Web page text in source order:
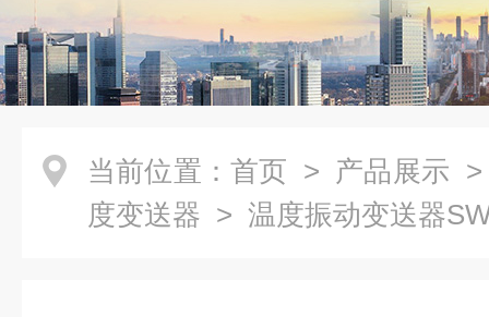
当前位置： 首页 > 产品展示
度变送器 > 温度振动变送器